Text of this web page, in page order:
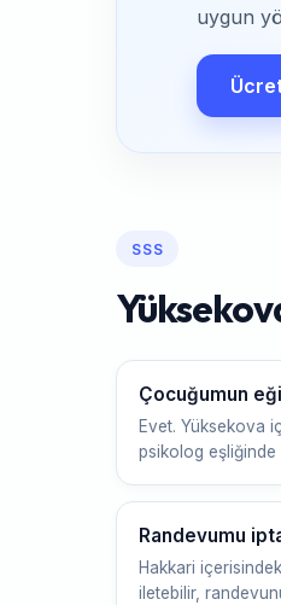
uygun
SSS
Çocuğumun
Evet. Yüksekova
psikolog eşliğinde
Randevumu
Hakkari
iletebilir,